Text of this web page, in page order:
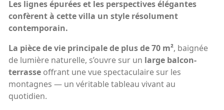
Les lignes épurées et les perspectives élégantes
confèrent à cette villa un style résolument
contemporain.
La pièce de vie principale de plus de 70 m², baignée
de lumière naturelle, s’ouvre sur un large balcon-
terrasse offrant une vue spectaculaire sur les
montagnes — un véritable tableau vivant au
quotidien.